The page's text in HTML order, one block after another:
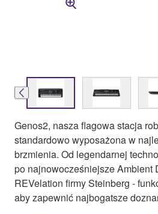
Genos2, nasza flagowa stacja
standardowo wyposażona w
brzmienia. Od legendarnej
po najnowocześniejsze Ambient
REVelation firmy Steinberg -
aby zapewnić najbogatsze